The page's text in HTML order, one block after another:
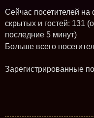
Сейчас посетителей на
скрытых и гостей: 131
последние 5 минут)
Больше всего
Зарегистрированные